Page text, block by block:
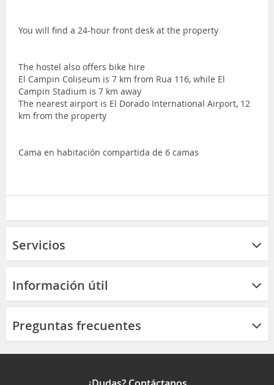
You will find a 24-hour front desk at the property
The hostel also offers bike hire
El Campin Coliseum is 7 km from Rua 116, while El
Campin Stadium is 7 km away
The nearest airport is El Dorado International Airport, 12
km from the property
Cama en habitación compartida de 6 camas
Servicios
Información útil
Preguntas frecuentes